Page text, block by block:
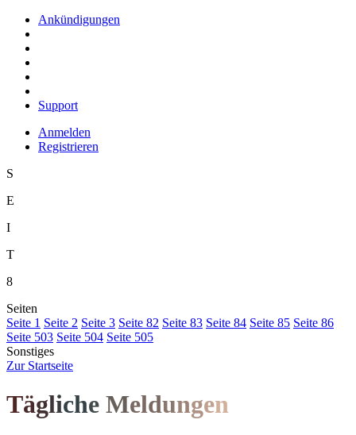
Ankündigungen
Support
Anmelden
Registrieren
S
E
I
T
8
Seiten
Seite 1 Seite 2 Seite 3 Seite 82 Seite 83 Seite 84 Seite 85 Seite 86
Seite 503 Seite 504 Seite 505
Sonstiges
Zur Startseite
Tägliche Meldungen